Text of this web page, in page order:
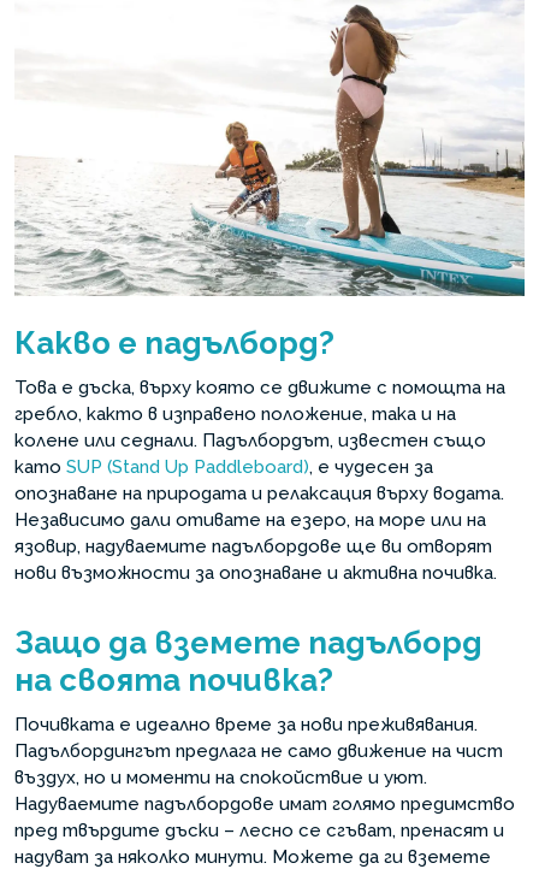
Какво е падълборд?
Това е дъска, върху която се движите с помощта на
гребло, както в изправено положение, така и на
колене или седнали. Падълбордът, известен също
като SUP (Stand Up Paddleboard), е чудесен за
опознаване на природата и релаксация върху водата.
Независимо дали отивате на езеро, на море или на
язовир, надуваемите падълбордове ще ви отворят
нови възможности за опознаване и активна почивка.
Защо да вземете падълборд
на своята почивка?
Почивката е идеално време за нови преживявания.
Падълбордингът предлага не само движение на чист
въздух, но и моменти на спокойствие и уют.
Надуваемите падълбордове имат голямо предимство
пред твърдите дъски – лесно се сгъват, пренасят и
надуват за няколко минути. Можете да ги вземете